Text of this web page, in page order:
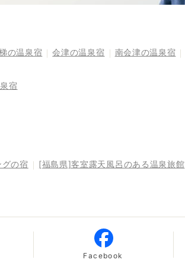
の温泉宿 会津の温泉宿 南会津の温泉宿
宿
の宿
[福島県]客室露天風呂のある温泉旅館
Facebook